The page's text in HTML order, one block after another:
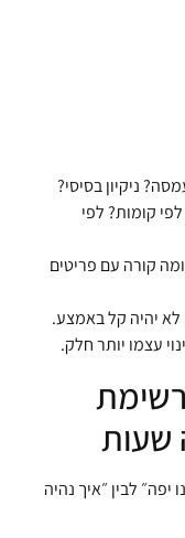
ניקיון בסיסי?
קומות? לפי
קורה עם פריטים
יהיה קל באמצע.
עצמו יותר חלק.
שעות
לבין ״איך נהיה